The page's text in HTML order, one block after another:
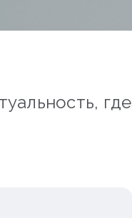
где